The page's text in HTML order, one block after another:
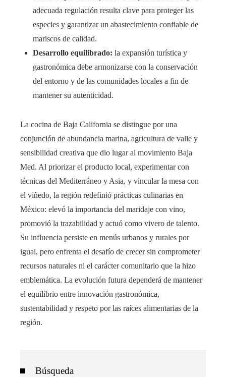
adecuada regulación resulta clave para proteger las
especies y garantizar un abastecimiento confiable de
mariscos de calidad.
Desarrollo equilibrado: la expansión turística y
gastronómica debe armonizarse con la conservación
del entorno y de las comunidades locales a fin de
mantener su autenticidad.
La cocina de Baja California se distingue por una
conjunción de abundancia marina, agricultura de valle y
sensibilidad creativa que dio lugar al movimiento Baja
Med. Al priorizar el producto local, experimentar con
técnicas del Mediterráneo y Asia, y vincular la mesa con
el viñedo, la región redefinió prácticas culinarias en
México: elevó la importancia del maridaje con vino,
promovió la trazabilidad y actuó como vivero de talento.
Su influencia persiste en menús urbanos y rurales por
igual, pero enfrenta el desafío de crecer sin comprometer
recursos naturales ni el carácter comunitario que la hizo
emblemática. La evolución futura dependerá de mantener
el equilibrio entre innovación gastronómica,
sustentabilidad y respeto por las raíces alimentarias de la
región.
Búsqueda